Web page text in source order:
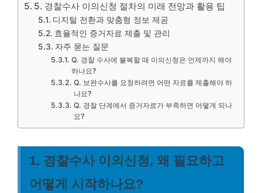
5. 경찰수사 이의신청 절차의 미래 전망과 활용 팁
디지털 전환과 맞춤형 정보 제공
효율적인 증거자료 제출 및 관리
자주 묻는 질문
Q. 경찰 수사에 불복할 때 이의신청은 언제까지 해야
하나요?
Q. 보완수사를 요청하려면 어떤 자료를 제출해야 하
나요?
Q. 경찰 단계에서 증거자료가 부족하면 어떻게 되나
요?
1. 경찰수사 이의신청, 왜 필요하고
어떻게 시작하나요?